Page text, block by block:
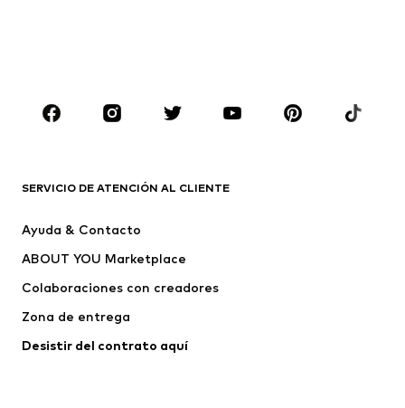
ROPA
Camisetas
Jeans
Pantalones
Ropa interior
Jerséis y cárdigans
Trajes y chaquetas
SERVICIO DE ATENCIÓN AL CLIENTE
Ayuda & Contacto
ABOUT YOU Marketplace
Colaboraciones con creadores
Zona de entrega
Desistir del contrato aquí